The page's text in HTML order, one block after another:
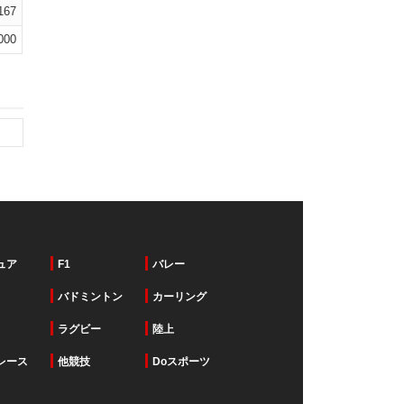
ア F1 バレー
バドミントン カーリング
ラグビー 陸上
ース 他競技 Doスポーツ